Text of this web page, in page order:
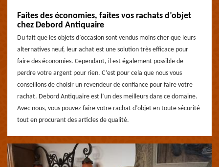
Faites des économies, faites vos rachats d’objet
chez Debord Antiquaire
Du fait que les objets d’occasion sont vendus moins cher que leurs
alternatives neuf, leur achat est une solution très efficace pour
faire des économies. Cependant, il est également possible de
perdre votre argent pour rien. C’est pour cela que nous vous
conseillons de choisir un revendeur de confiance pour faire votre
rachat. Debord Antiquaire est l’un des meilleurs dans ce domaine.
Avec nous, vous pouvez faire votre rachat d’objet en toute sécurité
tout en procurant des articles de qualité.